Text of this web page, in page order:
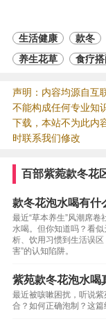
生活健康 款冬
养生花草
食疗
声明：内容均源自互
不能构成任何专业知
下载，本站不为此内
时联系我们修改
百部紫菀款冬花
款冬花泡水喝有什
最近“草本养生”风潮席
水喝。但你知道吗？看
析、饮用习惯到生活误
害”的认知陷阱。
紫苑款冬花泡水喝
最近被咳嗽困扰，听说
合？如何正确泡制？这